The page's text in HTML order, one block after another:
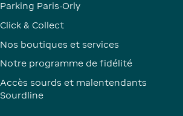
Parking Paris-Orly
Click & Collect
Nos boutiques et services
Notre programme de fidélité
Accès sourds et malentendants
Sourdline